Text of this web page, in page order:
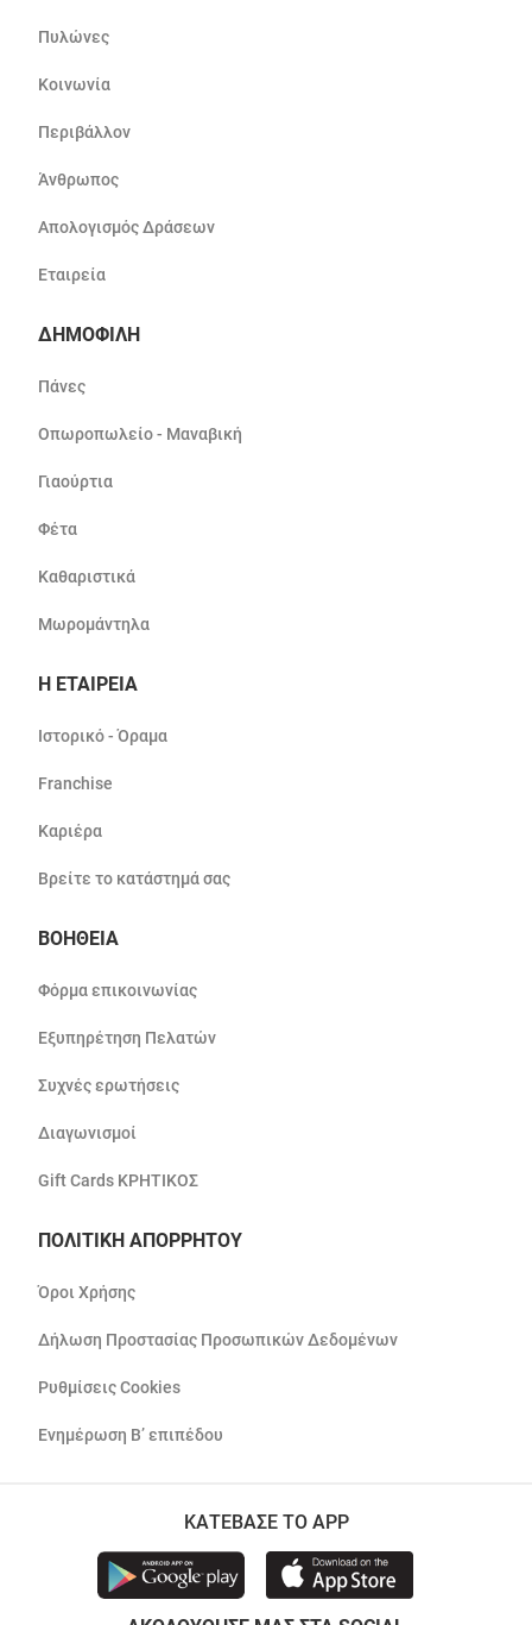
Πυλώνες
Κοινωνία
Περιβάλλον
Άνθρωπος
Απολογισμός Δράσεων
Εταιρεία
ΔΗΜΟΦΙΛΗ
Πάνες
Οπωροπωλείο - Μαναβική
Γιαούρτια
Φέτα
Καθαριστικά
Μωρομάντηλα
Η ΕΤΑΙΡΕΙΑ
Ιστορικό - Όραμα
Franchise
Καριέρα
Βρείτε το κατάστημά σας
ΒΟΗΘΕΙΑ
Φόρμα επικοινωνίας
Εξυπηρέτηση Πελατών
Συχνές ερωτήσεις
Διαγωνισμοί
Gift Cards ΚΡΗΤΙΚΟΣ
ΠΟΛΙΤΙΚΗ ΑΠΟΡΡΗΤΟΥ
Όροι Χρήσης
Δήλωση Προστασίας Προσωπικών Δεδομένων
Ρυθμίσεις Cookies
Ενημέρωση Β’ επιπέδου
ΚΑΤΕΒΑΣΕ ΤΟ APP